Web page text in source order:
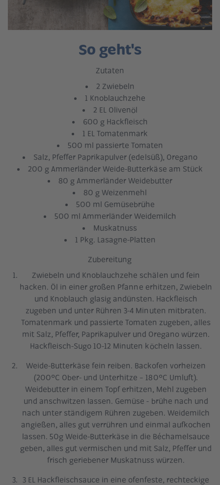
So geht's
Zutaten
2 Zwiebeln
1 Knoblauchzehe
2 EL Olivenöl
600 g Hackfleisch
1 EL Tomatenmark
500 ml passierte Tomaten
Salz, Pfeffer Paprikapulver (edelsüß), Oregano
200 g Ammerländer Weide-Butterkäse am Stück
80 g Ammerländer Weidebutter
80 g Weizenmehl
500 ml Gemüsebrühe
500 ml Ammerländer Weidemilch
Muskatnuss
1 Pkg. Lasagne-Platten
Zubereitung
Zwiebeln und Knoblauchzehe schälen und fein
hacken. Öl in einer großen Pfanne erhitzen, Zwiebeln
und Knoblauch glasig andünsten. Hackfleisch
zugeben und unter Rühren 3-4 Minuten mitbraten.
Tomatenmark und passierte Tomaten zugeben, alles
mit Salz, Pfeffer, Paprikapulver und Oregano würzen.
Hackfleisch-Sugo 10-12 Minuten köcheln lassen.
Weide-Butterkäse fein reiben. Backofen vorheizen
(200°C Ober- und Unterhitze – 180°C Umluft).
Weidebutter in einem Topf erhitzen, Mehl zugeben
und anschwitzen lassen. Gemüse - brühe nach und
nach unter ständigem Rühren zugeben. Weidemilch
angießen, alles gut verrühren und einmal aufkochen
lassen. 50g Weide-Butterkäse in die Béchamelsauce
geben, alles gut vermischen und mit Salz, Pfeffer und
frisch geriebener Muskatnuss würzen.
3 EL Hackfleischsauce in eine ofenfeste, rechteckige